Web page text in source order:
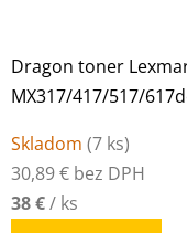
Dragon toner
MX317/417/517/
Skladom (7 ks)
30,89 € bez DPH
38 €/ ks